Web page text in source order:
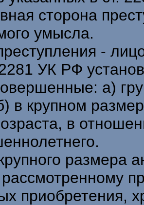
сторона
умысла.
-
УК РФ
а)
в крупном
в
размера
приобретения,